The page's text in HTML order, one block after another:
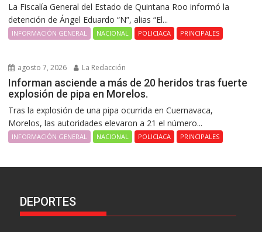
La Fiscalía General del Estado de Quintana Roo informó la
detención de Ángel Eduardo “N”, alias “El...
INFORMACIÓN GENERAL NACIONAL POLICIACA PRINCIPALES
agosto 7, 2026 La Redacción
Informan asciende a más de 20 heridos tras fuerte
explosión de pipa en Morelos.
Tras la explosión de una pipa ocurrida en Cuernavaca,
Morelos, las autoridades elevaron a 21 el número...
INFORMACIÓN GENERAL NACIONAL POLICIACA PRINCIPALES
DEPORTES